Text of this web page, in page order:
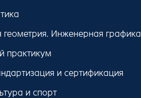
геометрия. Инженерная графика
практикум
и сертификация
и спорт